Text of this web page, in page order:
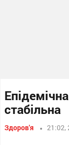
стабільна
Здоров'я 21:02,